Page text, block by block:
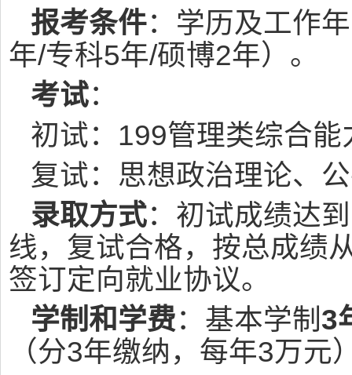
报考条件：学历及工作
年/专科5年/硕博2年）。
考试：
初试：199管理类综合
复试：思想政治理论、
录取方式：初试成绩达
线，复试合格，按总成绩
签订定向就业协议。
学制和学费：基本学制 3
（分3年缴纳，每年3万元